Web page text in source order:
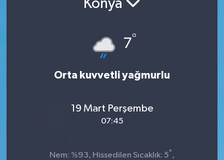
Konya
7°
Orta kuvvetli yağmurlu
19 Mart Perşembe
07:45
Nem: %93, Hissedilen Sıcaklık: 5° ,